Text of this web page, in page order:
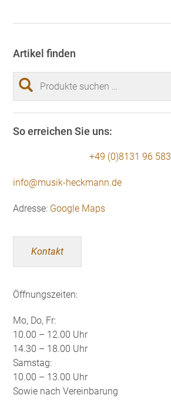
Artikel finden
Suchen
nach:
So erreichen Sie uns:
+49 (0)8131 96 583
info@musik-heckmann.de
Adresse: Google Maps
Kontakt
Öffnungszeiten:
Mo, Do, Fr:
10.00 – 12.00 Uhr
14.30 – 18.00 Uhr
Samstag:
10.00 – 13.00 Uhr
Sowie nach Vereinbarung